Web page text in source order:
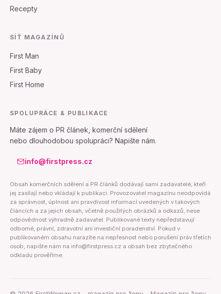
Recepty
SÍŤ MAGAZÍNŮ
First Man
First Baby
First Home
SPOLUPRÁCE & PUBLIKACE
Máte zájem o PR článek, komerční sdělení
nebo dlouhodobou spolupráci? Napište nám.
info@firstpress.cz
Obsah komerčních sdělení a PR článků dodávají sami zadavatelé, kteří
jej zasílají nebo vkládají k publikaci. Provozovatel magazínu neodpovídá
za správnost, úplnost ani pravdivost informací uvedených v takových
článcích a za jejich obsah, včetně použitých obrázků a odkazů, nese
odpovědnost výhradně zadavatel. Publikované texty nepředstavují
odborné, právní, zdravotní ani investiční poradenství. Pokud v
publikovaném obsahu narazíte na nepřesnost nebo porušení práv třetích
osob, napište nám na info@firstpress.cz a obsah bez zbytečného
odkladu prověříme.